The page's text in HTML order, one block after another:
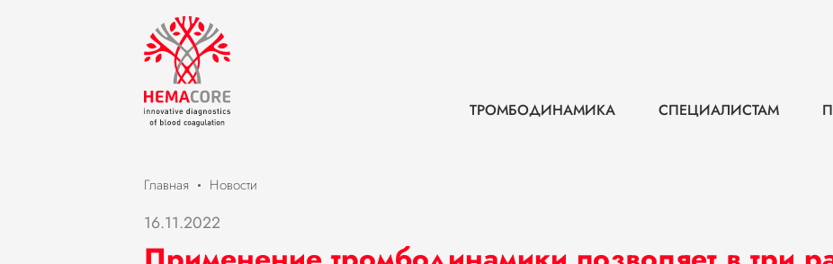
Главная Новости
16.11.2022
ТРОМБОДИНАМИКА СПЕЦИАЛИСТАМ